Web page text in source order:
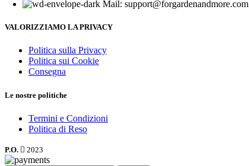
Mail: support@forgardenandmore.com
VALORIZZIAMO LA PRIVACY
Politica sulla Privacy
Politica sui Cookie
Consegna
Le nostre politiche
Termini e Condizioni
Politica di Reso
P.O. 2023